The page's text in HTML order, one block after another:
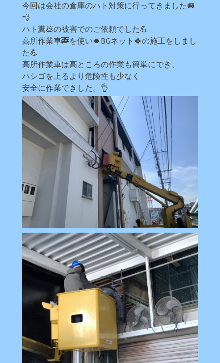
今回は会社の倉庫のハト対策に行ってきました🚐
💨
ハト糞💩の被害でのご依頼でした💪
高所作業車🚎を使い🍀BGネット🍀の施工をしまし
た💪
高所作業車は高ところの作業も簡単にでき、
ハシゴを上るより危険性も少なく
安全に作業できした。👌